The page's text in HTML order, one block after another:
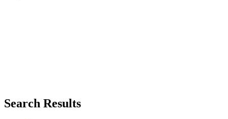
Search Results